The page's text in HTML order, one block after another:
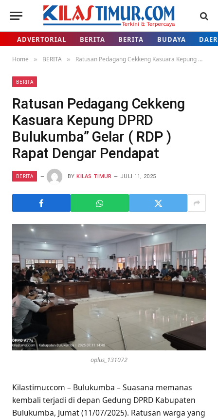
ADVERTORIAL BERITA BERITA BUDAYA
Home » BERITA » Ratusan Pedagang Cekkeng Kasuara Kepung DPRD Bulukumba” Gelar ( RDP ) Rapat Dengar Pendapat
BERITA
Ratusan Pedagang Cekkeng
Kasuara Kepung DPRD
Bulukumba” Gelar ( RDP )
Rapat Dengar Pendapat
BERITA BY KILAS TIMUR JULI 11, 2025
oplus_131072
Kilastimur.com – Bulukumba – Suasana memanas
kembali terjadi di depan Gedung DPRD Kabupaten
Bulukumba, Jumat (11/07/2025). Ratusan warga yang